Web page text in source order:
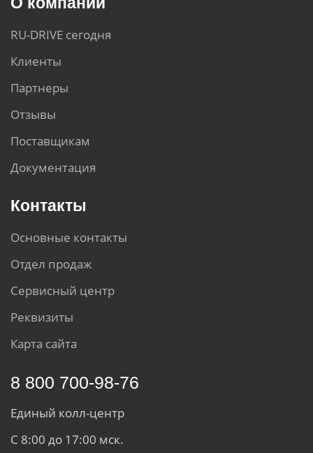
RU-DRIVE сегодня
Клиенты
Партнеры
Отзывы
Поставщикам
Документация
Контакты
Основные контакты
Отдел продаж
Сервисный центр
Реквизиты
Карта сайта
8 800 700-98-76
Единый колл-центр
С 8:00 до 17:00 мск.